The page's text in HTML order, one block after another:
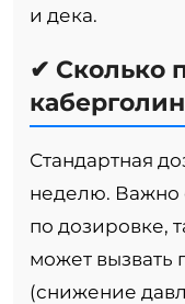
и дека.
✔ Сколько
Стандартная
неделю. Важно
по дозировке,
может вызвать
(снижение